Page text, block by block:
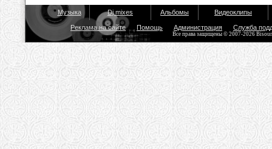
Музыка Dj mixes Альбомы Видеоклипы
Реклама на сайте Помощь Администрация Служба
Все права защищены © 2007-2026